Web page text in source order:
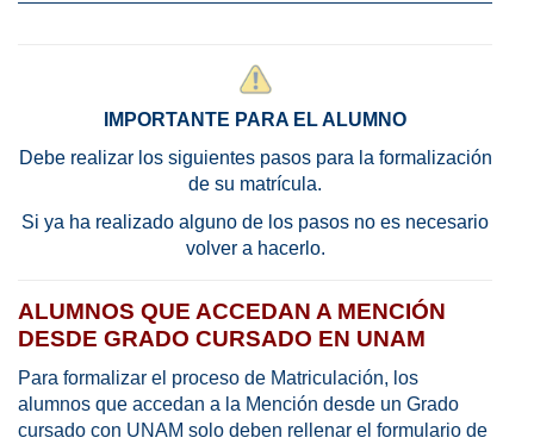
IMPORTANTE PARA EL ALUMNO
Debe realizar los siguientes pasos para la formalización
de su matrícula.
Si ya ha realizado alguno de los pasos no es necesario
volver a hacerlo.
ALUMNOS QUE ACCEDAN A MENCIÓN
DESDE GRADO CURSADO EN UNAM
Para formalizar el proceso de Matriculación, los
alumnos que accedan a la Mención desde un Grado
cursado con UNAM solo deben rellenar el formulario de